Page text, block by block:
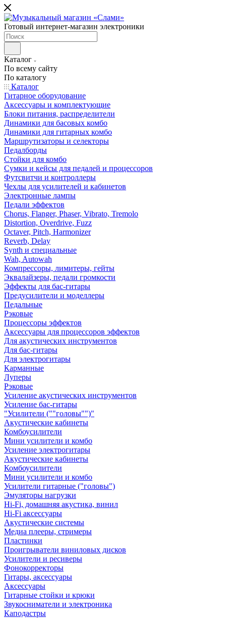
Готовый интернет-магазин электроники
Каталог
По всему сайту
По каталогу
Каталог
Гитарное оборудование
Аксессуары и комплектующие
Блоки питания, распределители
Динамики для басовых комбо
Динамики для гитарных комбо
Маршрутизаторы и селекторы
Педалборды
Стойки для комбо
Сумки и кейсы для педалей и процессоров
Футсвитчи и контроллеры
Чехлы для усилителей и кабинетов
Электронные лампы
Педали эффектов
Chorus, Flanger, Phaser, Vibrato, Tremolo
Distortion, Overdrive, Fuzz
Octaver, Pitch, Harmonizer
Reverb, Delay
Synth и специальные
Wah, Autowah
Компрессоры, лимитеры, гейты
Эквалайзеры, педали громкости
Эффекты для бас-гитары
Предусилители и моделлеры
Педальные
Рэковые
Процессоры эффектов
Аксессуары для процессоров эффектов
Для акустических инструментов
Для бас-гитары
Для электрогитары
Карманные
Луперы
Рэковые
Усиление акустических инструментов
Усиление бас-гитары
"Усилители (""головы"")"
Акустические кабинеты
Комбоусилители
Мини усилители и комбо
Усиление электрогитары
Акустические кабинеты
Комбоусилители
Мини усилители и комбо
Усилители гитарные ("головы")
Эмуляторы нагрузки
Hi-Fi, домашняя акустика, винил
Hi-Fi аксессуары
Акустические системы
Медиа плееры, стримеры
Пластинки
Проигрыватели виниловых дисков
Усилители и ресиверы
Фонокорректоры
Гитары, аксессуары
Аксессуары
Гитарные стойки и крюки
Звукосниматели и электроника
Каподастры